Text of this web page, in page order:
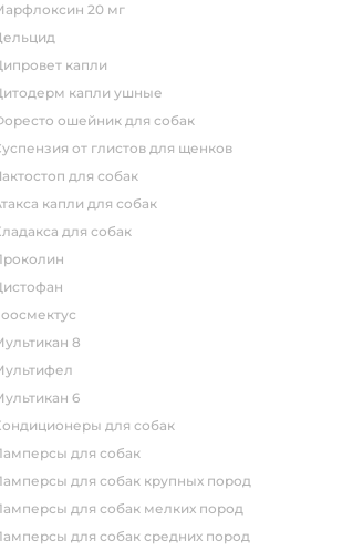
марфлоксин 20 мг
дельцид
ципровет капли
цитодерм капли ушные
форесто ошейник для собак
суспензия от глистов для щенков
лактостоп для собак
атакса капли для собак
кладакса для собак
проколин
цистофан
зоосмектус
мультикан 8
мультифел
мультикан 6
кондиционеры для собак
памперсы для собак
памперсы для собак крупных пород
памперсы для собак мелких пород
памперсы для собак средних пород